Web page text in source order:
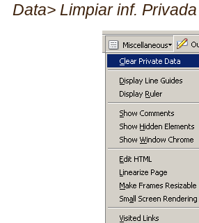
Data> Limpiar inf. Privada